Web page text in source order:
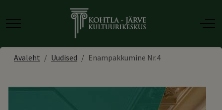
Mobile Menu Toggle Off-
Avaleht Uudised Enampakkumine Nr.4